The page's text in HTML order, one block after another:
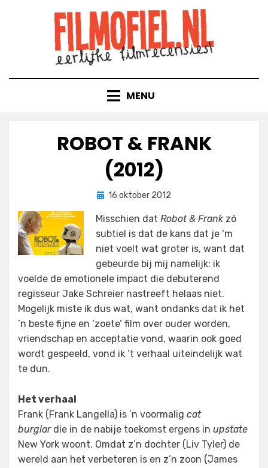
MENU
ROBOT & FRANK
(2012)
doorFilmofiel.nl
Geplaatst
16 oktober 2012
Misschien dat Robot & Frankzó
subtiel is dat de kans dat je ‘m
niet voelt wat groter is, want dat
gebeurde bij mij namelijk: ik
voelde de emotionele impact die debuterend
regisseur Jake Schreier nastreeft helaas niet.
Mogelijk miste ik dus wat, want ondanks dat ik het
’n beste fijne en ‘zoete’ film over ouder worden,
vriendschap en acceptatie vond, waarin ook goed
wordt gespeeld, vond ik ’t verhaal uiteindelijk wat
te dun.
Het verhaal
Frank (Frank Langella) is ’n voormalig cat
burglardie in de nabije toekomst ergens in upstate
New York woont. Omdat z’n dochter (Liv Tyler) de
wereld aan het verbeteren is en z’n zoon (James